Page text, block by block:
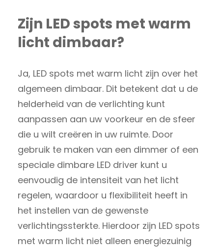
Zijn LED spots met warm
licht dimbaar?
Ja, LED spots met warm licht zijn over het
algemeen dimbaar. Dit betekent dat u de
helderheid van de verlichting kunt
aanpassen aan uw voorkeur en de sfeer
die u wilt creëren in uw ruimte. Door
gebruik te maken van een dimmer of een
speciale dimbare LED driver kunt u
eenvoudig de intensiteit van het licht
regelen, waardoor u flexibiliteit heeft in
het instellen van de gewenste
verlichtingssterkte. Hierdoor zijn LED spots
met warm licht niet alleen energiezuinig